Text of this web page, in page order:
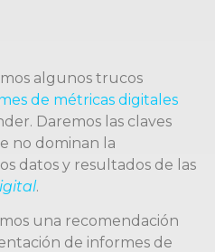
algunos trucos
de métricas digitales
Daremos las claves
no dominan la
datos y resultados de las
.
una recomendación
de informes de